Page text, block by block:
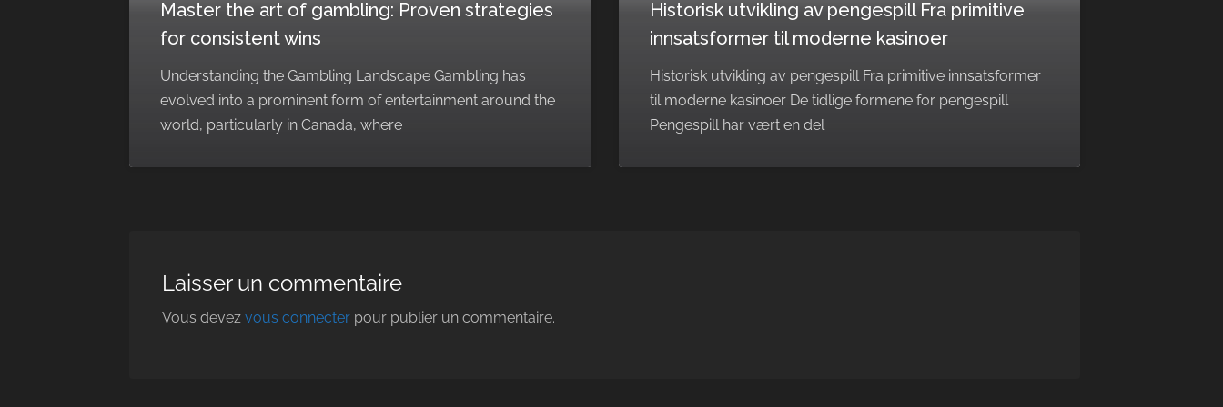
Master the art of gambling: Proven strategies
for consistent wins
Understanding the Gambling Landscape Gambling has
evolved into a prominent form of entertainment around the
world, particularly in Canada, where
Historisk utvikling av pengespill Fra primitive
innsatsformer til moderne kasinoer
Historisk utvikling av pengespill Fra primitive innsatsformer
til moderne kasinoer De tidlige formene for pengespill
Pengespill har vært en del
Laisser un commentaire
Vous devez vous connecter pour publier un commentaire.